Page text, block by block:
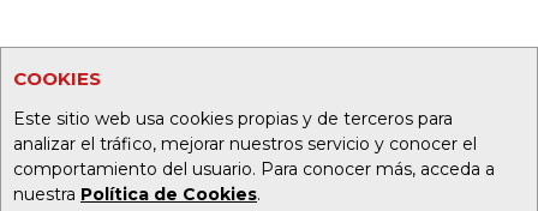
COOKIES
Este sitio web usa cookies propias y de terceros para
analizar el tráfico, mejorar nuestros servicio y conocer el
comportamiento del usuario. Para conocer más, acceda a
nuestra Política de Cookies.